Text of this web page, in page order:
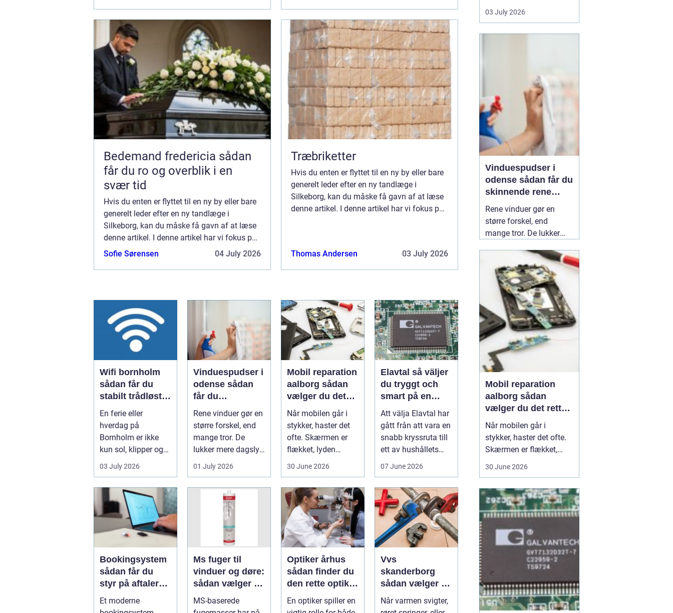
Bedemand fredericia sådan
får du ro og overblik i en
svær tid
Hvis du enten er flyttet til en ny by eller bare
generelt leder efter en ny tandlæge i
Silkeborg, kan du måske få gavn af at læse
denne artikel. I denne artikel har vi fokus på,
hvor vigtigt det er at passe på ens tænder.
Sofie Sørensen 04 July 2026
Træbriketter
Hvis du enten er flyttet til en ny by eller bare
generelt leder efter en ny tandlæge i
Silkeborg, kan du måske få gavn af at læse
denne artikel. I denne artikel har vi fokus på,
Thomas Andersen 03 July 2026
Wifi bornholm
sådan får du
stabilt trådløst
net på klippeøen
En ferie eller
hverdag på
Bornholm er ikke
kun sol, klipper og
strand. For mange
er en stabil intern...
03 July 2026
Vinduespudser i
odense sådan
får du
skinnende rene
ruder året rundt
Rene vinduer gør en
større forskel, end
mange tror. De
lukker mere dagslys
ind, får hjem og
erhvervs...
01 July 2026
Mobil reparation
aalborg sådan
vælger du det
rette værksted
Når mobilen går i
stykker, haster det
ofte. Skærmen er
flækket, lyden
30 June 2026
Elavtal så väljer
du tryggt och
smart på en
rörlig elmarknad
Att välja Elavtal har
gått från att vara en
snabb kryssruta till
ett av hushållets
07 June 2026
Bookingsystem
sådan får du
styr på aftaler
og
arbejdsgange
Et moderne
Ms fuger til
vinduer og døre:
sådan vælger og
bruger du dem
rigtigt
MS-baserede
Optiker århus
sådan finder du
den rette optiker
i byen
En optiker spiller en
Vvs
skanderborg
sådan vælger du
den rigtige
installatør
Når varmen svigter,
mange er en stabil
internetforbindelse
sommerhuset eller driver
en mindre virksomhed...
03 July 2026
Vinduespudser i
odense sådan får du
skinnende rene
ruder året rundt
Rene vinduer gør en
større forskel, end
mange tror. De lukker
erhvervsbygninger til at
fremstå velholdte og
giver et bedre indeklima.
Flere boligejere og
virksomheder vælger
derfor at bruge en
professionel01 July
2026
Mobil reparation
aalborg sådan
vælger du det rette
værksted
Når mobilen går i
stykker, haster det ofte.
Skærmen er flækket,
Aalborg er der flere
værksteder at vælge
imellem, og det kan være
svært at gennemskue,
hvem der faktisk leverer
30 June 2026